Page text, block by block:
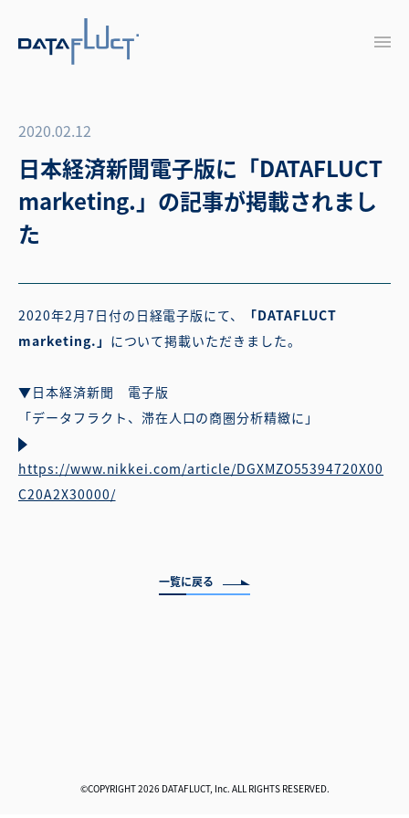
2020.02.12
日本経済新聞電子版に「DATAFLUCT
marketing.」の記事が掲載されまし
た
2020年2月7日付の日経電子版にて、
「DATAFLUCT
marketing.」 について掲載いただきました。
▼日本経済新聞 電子版
「データフラクト、滞在人口の商圏分析精緻に」
https://www.nikkei.com/article/DGXMZO55394720X00
C20A2X30000/
一覧に戻る
©COPYRIGHT 2026 DATAFLUCT, Inc. ALL RIGHTS RESERVED.